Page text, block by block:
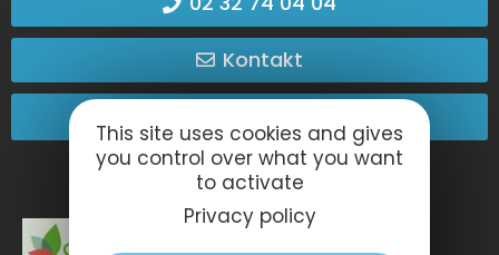
Kontakt
This site uses cookies and gives
you control over what you want
to activate
Privacy policy